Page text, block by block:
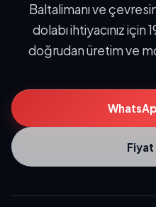
Baltalimanı ve
dolabı ihtiyacınız
doğrudan üretim ve
Fiyat